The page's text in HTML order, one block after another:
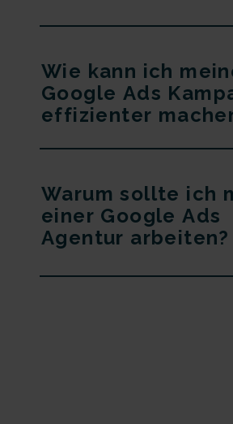
Wie kann ich
Google Ads
effizienter
Warum sollte ich
einer Google Ads
Agentur arbeiten?